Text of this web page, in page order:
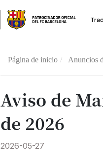
Página de inicio Anuncios
Aviso de
de 2026
2026-05-27